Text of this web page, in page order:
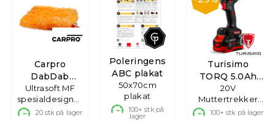
Carpro
DabDab
Vaskehanske
Ultrasoft MF
spesialdesignet
vaskehanske
20stk på lager
Poleringens
ABC plakat
50x70cm
plakat
100+ stk på
lager
Turisimo
TORQ 5.0Ah
20V
20V
Muttertrekker
m/batteri og
100+ stk på lager